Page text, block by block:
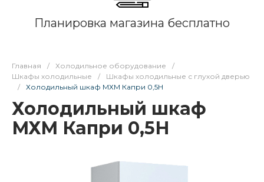
Планировка магазина бесплатно
Главная / Холодильное оборудование
/
Шкафы холодильные
/
Шкафы холодильные с глухой дверью
/
Холодильный шкаф МХМ Капри 0,5Н
Холодильный шкаф
МХМ Капри 0,5Н